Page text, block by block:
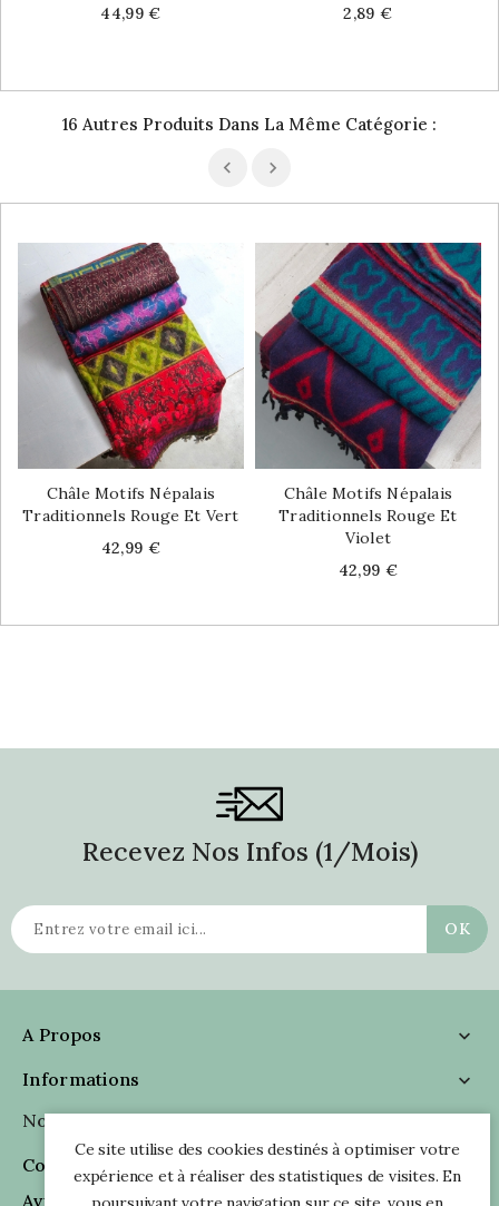
Price
44,99 €
Price
2,89 €
16 Autres Produits Dans La Même Catégorie :
Châle Motifs Népalais
Traditionnels Rouge Et Vert
Price
42,99 €
Châle Motifs Népalais
Traditionnels Rouge Et
Violet
Price
42,99 €
Recevez Nos Infos (1/mois)
A Propos

Informations

Nous Suivre

Coordonnées
Avis Clients
Ce site utilise des cookies destinés à optimiser votre
expérience et à réaliser des statistiques de visites. En